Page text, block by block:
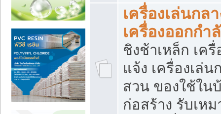
เครื่องเล่นกล
เครื่องออกกำ
ชิงช้าเหล็ก เค
แจ้ง เครื่องเล่น
สวน ของใช้ใน
ก่อสร้าง รับเห